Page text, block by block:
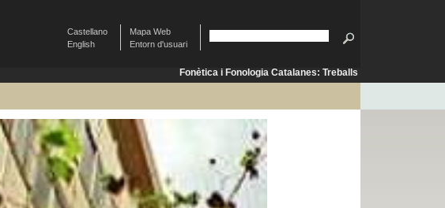
Mapa Web
Entorn d'usuari
Castellano
English
Fonètica i Fonologia Catalanes: Treballs